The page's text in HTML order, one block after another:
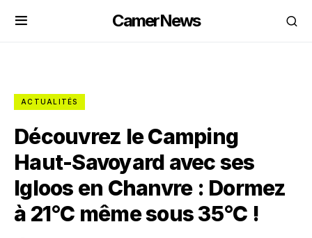
CamerNews
ACTUALITÉS
Découvrez le Camping
Haut-Savoyard avec ses
Igloos en Chanvre : Dormez
à 21°C même sous 35°C !